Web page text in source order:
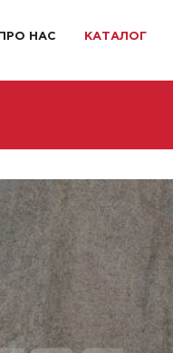
ПРО НАС КАТАЛОГ